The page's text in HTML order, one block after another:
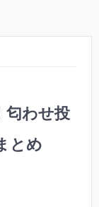
匂わせ投
とめ